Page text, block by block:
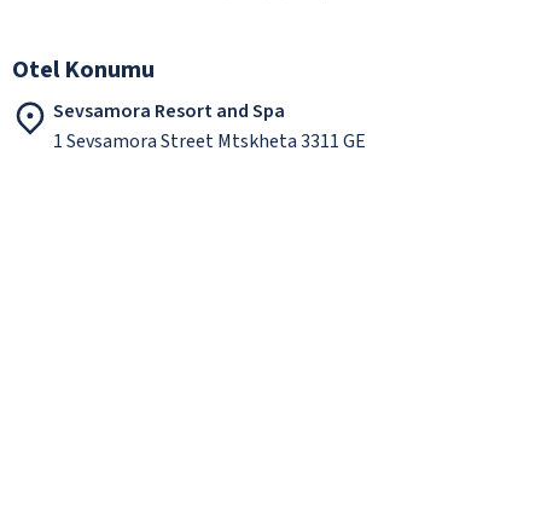
Otel Konumu
Sevsamora Resort and Spa
1 Sevsamora Street Mtskheta 3311 GE